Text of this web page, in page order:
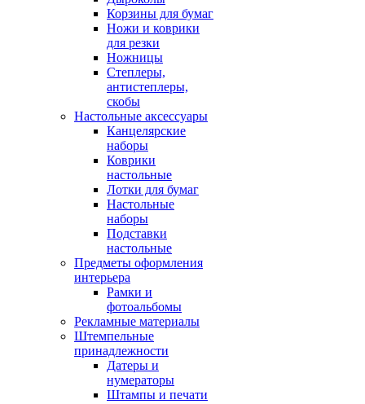
Корзины для бумаг
Ножи и коврики
для резки
Ножницы
Степлеры,
антистеплеры,
скобы
Настольные аксессуары
Канцелярские
наборы
Коврики
настольные
Лотки для бумаг
Настольные
наборы
Подставки
настольные
Предметы оформления
интерьера
Рамки и
фотоальбомы
Рекламные материалы
Штемпельные
принадлежности
Датеры и
нумераторы
Штампы и печати